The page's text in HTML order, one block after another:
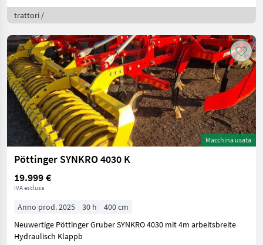
trattori /
Macchina usata
Pöttinger SYNKRO 4030 K
19.999 €
IVA esclusa
Anno prod. 2025 30 h
400 cm
Neuwertige Pöttinger Gruber SYNKRO 4030 mit 4m arbeitsbreite
Hydraulisch Klappb